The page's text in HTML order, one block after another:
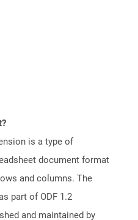
is a type of
document format
and columns. The
part of ODF 1.2
and maintained by